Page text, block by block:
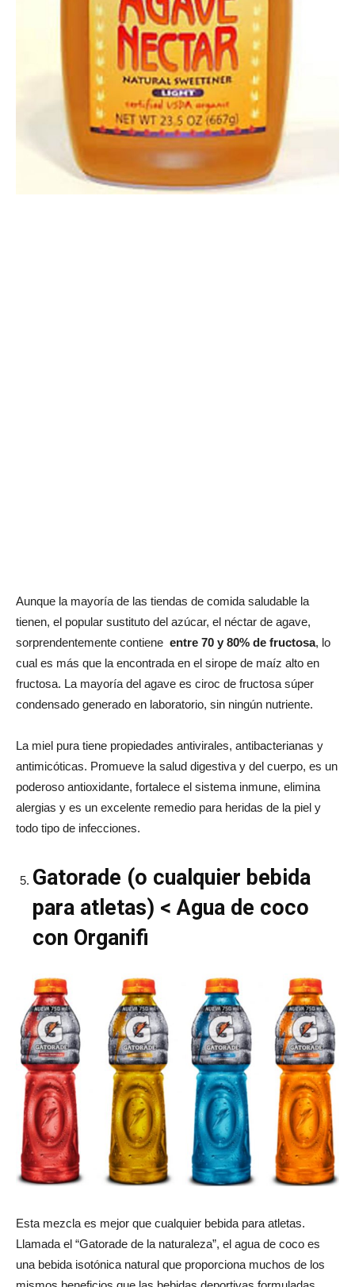
Aunque la mayoría de las tiendas de comida saludable la
tienen, el popular sustituto del azúcar, el néctar de agave,
sorprendentemente contiene entre 70 y 80% de fructosa, lo
cual es más que la encontrada en el sirope de maíz alto en
fructosa. La mayoría del agave es ciroc de fructosa súper
condensado generado en laboratorio, sin ningún nutriente.
La miel pura tiene propiedades antivirales, antibacterianas y
antimicóticas. Promueve la salud digestiva y del cuerpo, es un
poderoso antioxidante, fortalece el sistema inmune, elimina
alergias y es un excelente remedio para heridas de la piel y
todo tipo de infecciones.
Gatorade (o cualquier bebida
para atletas) < Agua de coco
con Organifi
Esta mezcla es mejor que cualquier bebida para atletas.
Llamada el “Gatorade de la naturaleza”, el agua de coco es
una bebida isotónica natural que proporciona muchos de los